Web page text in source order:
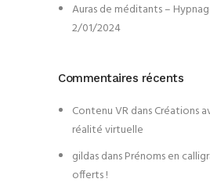
Auras de méditants –
2/01/2024
Commentaires récents
Contenu VRdansCréations
réalité virtuelle
gildasdansPrénoms en
offerts !